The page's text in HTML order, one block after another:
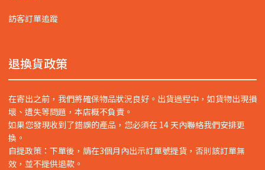
訪客訂單追蹤
退換貨政策
在寄出之前，我們將確保物品狀況良好。出貨過程中，如貨物出現損
壞、遺失等問題，本店概不負責。
如果您發現收到了錯誤的產品，您必須在 14 天內聯絡我們安排更
換。
自提政策：下單後，請在3個月內出示訂單號提貨，否則該訂單無
效，並不提供退款。